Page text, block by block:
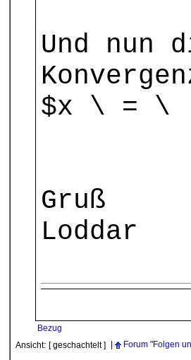
Und nun
$x \ = \
Gruß
Loddar
Bezug
Ansicht: [ geschachtelt ] Forum "Folgen